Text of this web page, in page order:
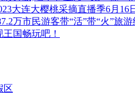
大连大樱桃采摘直播季6月16
万市民游客带“活”带“火”旅
国畅玩吧！
区